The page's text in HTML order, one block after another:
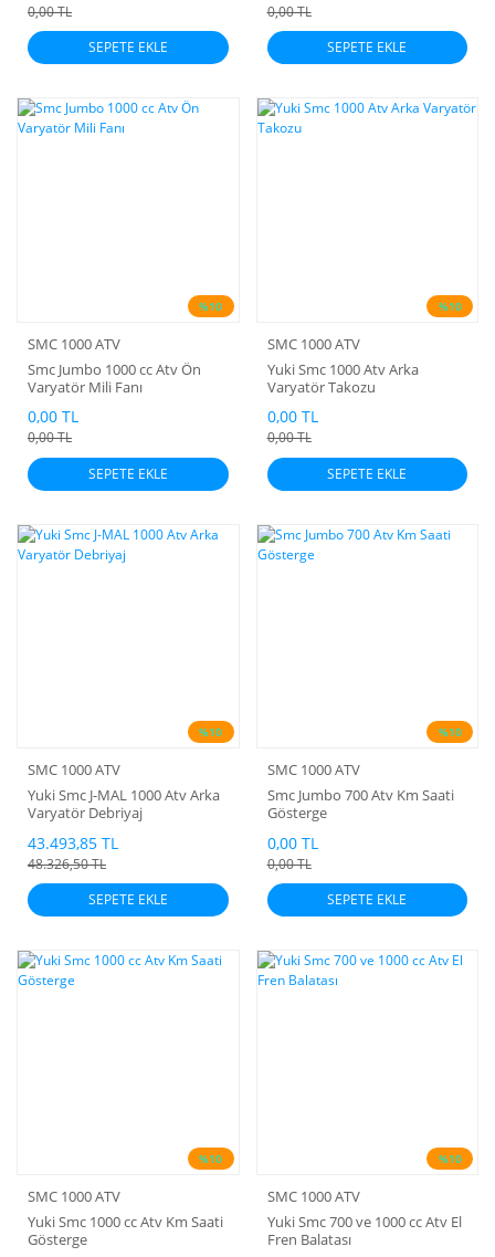
0,00 TL
SEPETE EKLE
0,00 TL
SEPETE EKLE
%10
SMC 1000 ATV
Smc Jumbo 1000 cc Atv Ön
Varyatör Mili Fanı
0,00 TL
0,00 TL
SEPETE EKLE
%10
SMC 1000 ATV
Yuki Smc 1000 Atv Arka
Varyatör Takozu
0,00 TL
0,00 TL
SEPETE EKLE
%10
SMC 1000 ATV
Yuki Smc J-MAL 1000 Atv Arka
Varyatör Debriyaj
43.493,85 TL
48.326,50 TL
SEPETE EKLE
%10
SMC 1000 ATV
Smc Jumbo 700 Atv Km Saati
Gösterge
0,00 TL
0,00 TL
SEPETE EKLE
%10
SMC 1000 ATV
Yuki Smc 1000 cc Atv Km Saati
Gösterge
%10
SMC 1000 ATV
Yuki Smc 700 ve 1000 cc Atv El
Fren Balatası